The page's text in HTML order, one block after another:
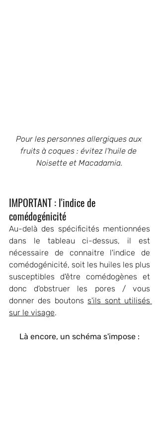
Pour les personnes allergiques aux
fruits à coques : évitez l'huile de
Noisette et Macadamia.
IMPORTANT : l'indice de
comédogénicité
Au-delà des spécificités mentionnées
dans le tableau ci-dessus, il est
nécessaire de connaitre l'indice de
comédogénicité, soit les huiles les plus
susceptibles d'être comédogènes et
donc d'obstruer les pores / vous
donner des boutons s'ils sont utilisés
sur le visage.
Là encore, un schéma s'impose :